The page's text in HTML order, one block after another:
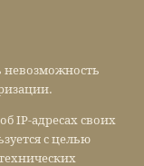
невозможность
IP-адресах своих
с целью